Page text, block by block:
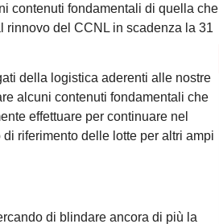
contenuti fondamentali di quella che
rinnovo del CCNL in scadenza la 31
della logistica aderenti alle nostre
alcuni contenuti fondamentali che
effettuare per continuare nel
riferimento delle lotte per altri ampi
di blindare ancora di più la